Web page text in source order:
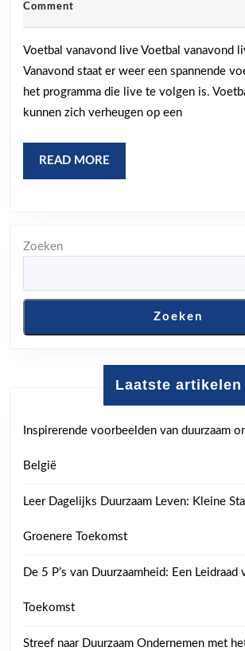
Comment
Voetbal vanavond live Voetbal vanavond
Vanavond staat er weer een spannende
het programma die live te volgen is.
kunnen zich verheugen op een
READ MORE
MORE
Zoeken
Zoeken
Laatste artikelen
Inspirerende voorbeelden van duurzaam
België
Leer Dagelijks Duurzaam Leven: Kleine
Groenere Toekomst
De 5 P’s van Duurzaamheid: Een
Toekomst
Streef naar Duurzaam Ondernemen met